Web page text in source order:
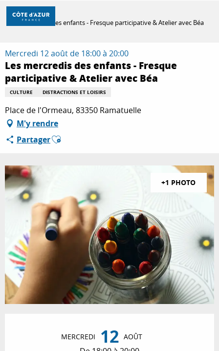
Aller
contenu
DÉCOUVRIR
À FAIRE
SÉJOURNER
Accueil
Les mercredis des enfants - Fresque participative & Atelier avec Béa
Mercredi 12 août de 18:00 à 20:00
Les mercredis des enfants - Fresque
participative & Atelier avec Béa
CULTURE DISTRACTIONS ET LOISIRS
Place de l'Ormeau, 83350 Ramatuelle
M'y rendre
PartagerAjouter aux favoris
+1 PHOTO
MERCREDI 12 AOÛT